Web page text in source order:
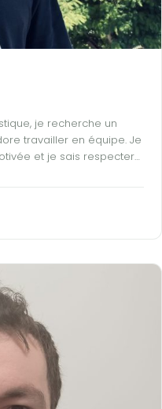
je recherche un
travailler en équipe. Je
et je sais respecter